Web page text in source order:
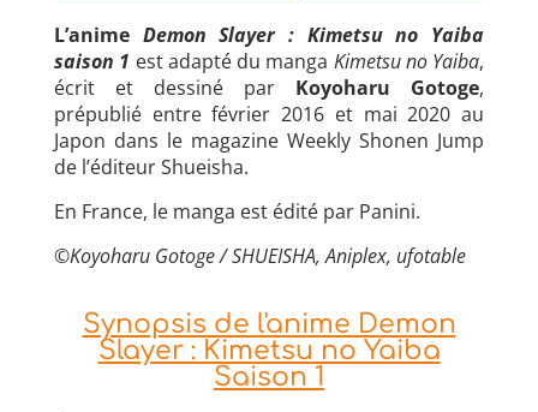
L’anime Demon Slayer : Kimetsu no Yaiba
saison 1 est adapté du manga Kimetsu no Yaiba,
écrit et dessiné par Koyoharu Gotoge,
prépublié entre février 2016 et mai 2020 au
Japon dans le magazine Weekly Shonen Jump
de l’éditeur Shueisha.
En France, le manga est édité par Panini.
©Koyoharu Gotoge / SHUEISHA, Aniplex, ufotable
Synopsis de l'anime Demon
Slayer : Kimetsu no Yaiba
Saison 1